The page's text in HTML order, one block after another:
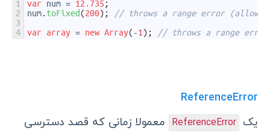
1
2
3
4
var num = 12.735 ;
num. toFixed(200) ;
// throws a range error
var
array = new Array( -1 ) ; // throws a range error
ReferenceError
یک ReferenceError معمولا زمانی که قصد دسترسی